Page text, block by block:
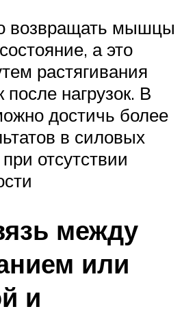
возвращать мышцы
а это
растягивания
нагрузок. В
достичь более
в силовых
отсутствии
между
или
и